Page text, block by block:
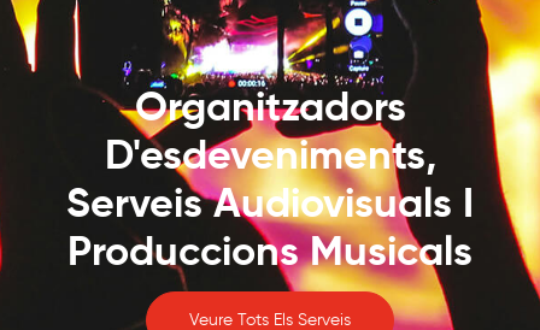
Organitzadors
D'esdeveniments,
Serveis Audiovisuals I
Produccions Musicals
Veure Tots Els Serveis